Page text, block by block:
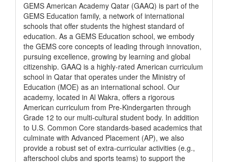
GEMS American Academy Qatar (GAAQ) is part of the
GEMS Education family, a network of international
schools that offer students the highest standard of
education. As a GEMS Education school, we embody
the GEMS core concepts of leading through innovation,
pursuing excellence, growing by learning and global
citizenship. GAAQ is a highly-rated American curriculum
school in Qatar that operates under the Ministry of
Education (MOE) as an international school. Our
academy, located in Al Wakra, offers a rigorous
American curriculum from Pre-Kindergarten through
Grade 12 to our multi-cultural student body. In addition
to U.S. Common Core standards-based academics that
culminate with Advanced Placement (AP), we also
provide a robust set of extra-curricular activities (e.g.,
afterschool clubs and sports teams) to support the